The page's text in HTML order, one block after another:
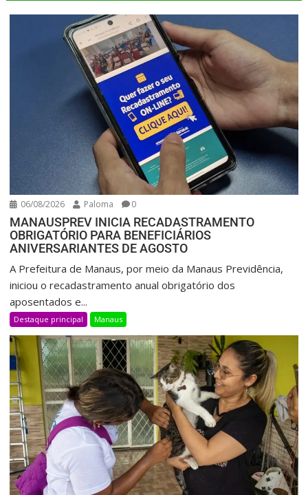
06/08/2026 Paloma 0
MANAUSPREV INICIA RECADASTRAMENTO
OBRIGATÓRIO PARA BENEFICIÁRIOS
ANIVERSARIANTES DE AGOSTO
A Prefeitura de Manaus, por meio da Manaus Previdência,
iniciou o recadastramento anual obrigatório dos
aposentados e...
Destaque principal Manaus